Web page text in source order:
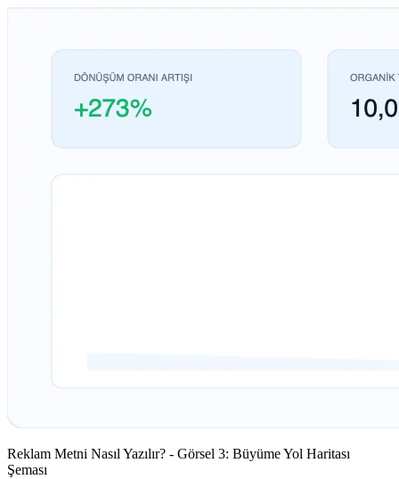
Reklam Metni Nasıl Yazılır? - Görsel 3: Büyüme Yol Haritası
Şeması